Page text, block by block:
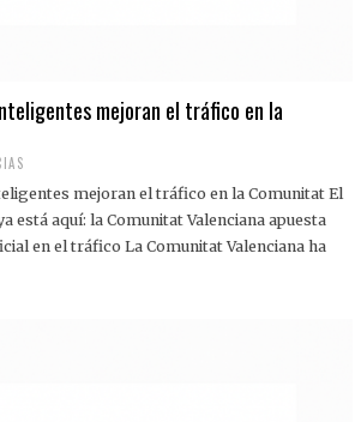
mejoran el tráfico en la
mejoran el tráfico en la Comunitat El
está aquí: la Comunitat Valenciana apuesta
en el tráfico La Comunitat Valenciana ha